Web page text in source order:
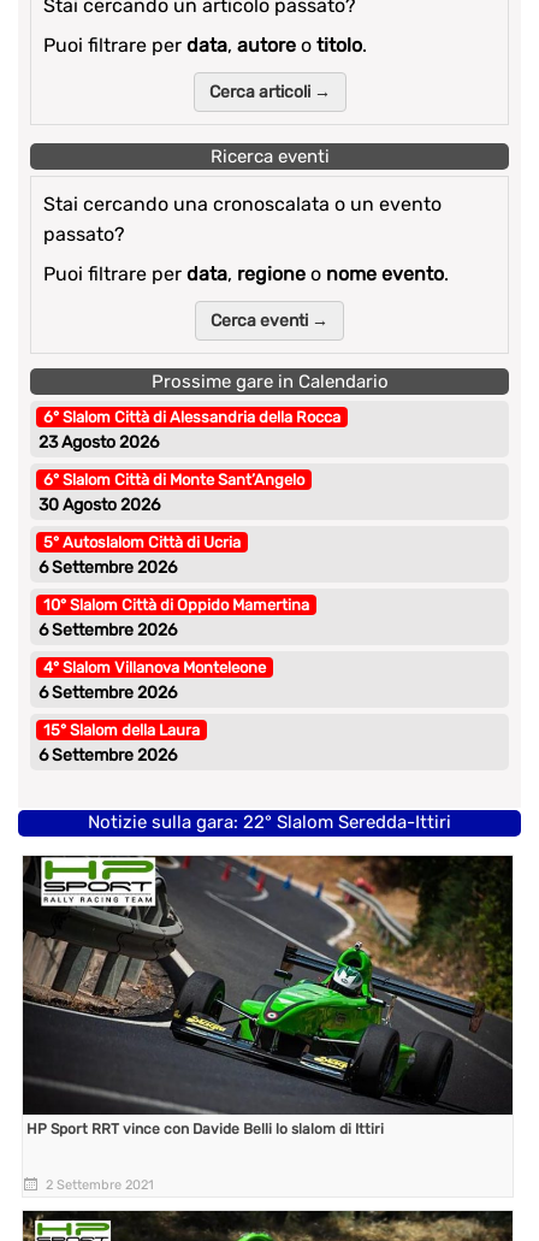
Stai cercando un articolo passato?
Puoi filtrare per data, autore o titolo.
Cerca articoli →
Ricerca eventi
Stai cercando una cronoscalata o un evento
passato?
Puoi filtrare per data, regione o nome evento.
Cerca eventi →
Prossime gare in Calendario
6° Slalom Città di Alessandria della Rocca
23 Agosto 2026
6° Slalom Città di Monte Sant’Angelo
30 Agosto 2026
5° Autoslalom Città di Ucria
6 Settembre 2026
10° Slalom Città di Oppido Mamertina
6 Settembre 2026
4° Slalom Villanova Monteleone
6 Settembre 2026
15° Slalom della Laura
6 Settembre 2026
Notizie sulla gara: 22° Slalom Seredda-Ittiri
HP Sport RRT vince con Davide Belli lo slalom di Ittiri
2 Settembre 2021